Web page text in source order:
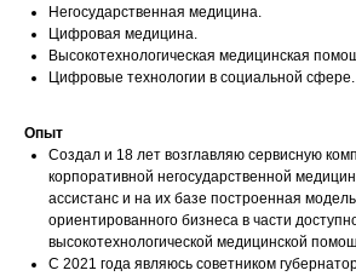
Негосударственная медицина.
Цифровая медицина.
Высокотехнологическая медицинская
Цифровые технологии в социальной сфере.
Опыт
Создал и 18 лет возглавляю сервисную
корпоративной негосударственной
ассистанс и на их базе построенная
ориентированного бизнеса в части
высокотехнологической медицинской
С 2021 года являюсь советником